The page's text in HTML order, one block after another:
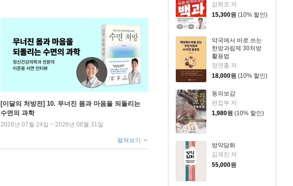
김학조 저
15,300원 (10% 할인)
약국에서 바로 쓰는
한방과립제 30처방
활용법
정연홍 저
18,000원 (10% 할인)
동의보감
편집부 저
1,980원 (10% 할인)
방약담화
김계진 저
55,000원
[이달의 처방전] 10. 무너진 몸과 마음을 되돌리는
수면의 과학
2026년 07월 24일 ~ 2026년 08월 31일
펼쳐보기